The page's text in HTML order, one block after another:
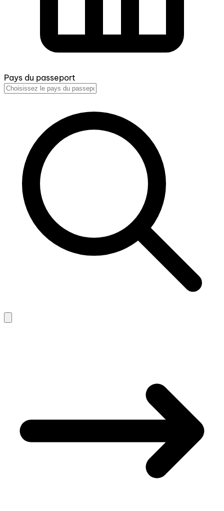
Pays du passeport